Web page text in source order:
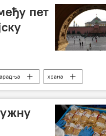
пет
храна